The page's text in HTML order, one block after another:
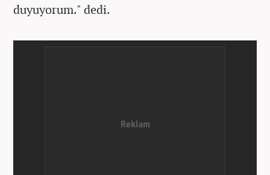
duyuyorum." dedi.